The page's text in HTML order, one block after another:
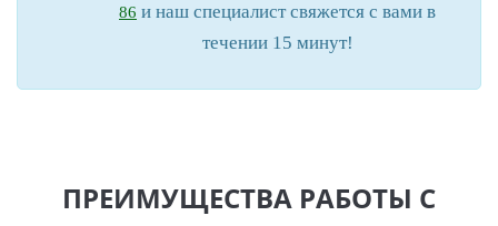
86 и наш специалист свяжется с вами в
течении 15 минут!
ПРЕИМУЩЕСТВА РАБОТЫ С